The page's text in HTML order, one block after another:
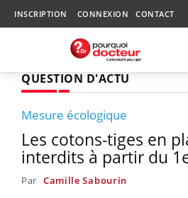
INSCRIPTION CONNEXION CONTACT
QUESTION D'ACTU
Mesure écologique
Les cotons-tiges en
interdits à partir du
Par Camille Sabourin